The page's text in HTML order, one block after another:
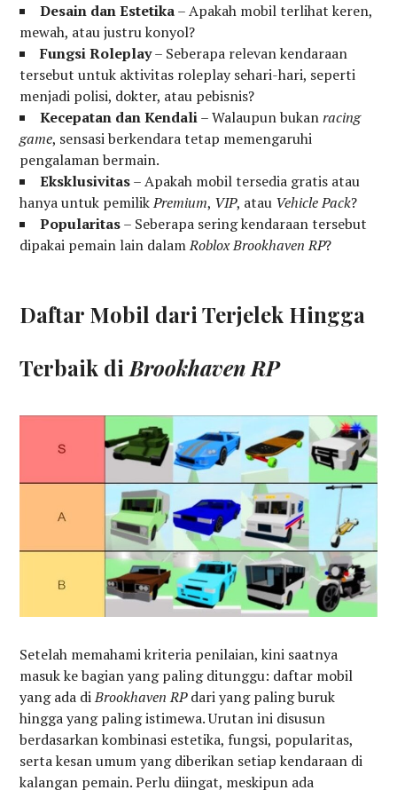
Desain dan Estetika– Apakah mobil terlihat keren,
mewah, atau justru konyol?
Fungsi Roleplay– Seberapa relevan kendaraan
tersebut untuk aktivitas roleplay sehari-hari, seperti
menjadi polisi, dokter, atau pebisnis?
Kecepatan dan Kendali– Walaupun bukanracing
game, sensasi berkendara tetap memengaruhi
pengalaman bermain.
Eksklusivitas– Apakah mobil tersedia gratis atau
hanya untuk pemilikPremium, VIP, atau Vehicle Pack?
Popularitas– Seberapa sering kendaraan tersebut
dipakai pemain lain dalamRoblox Brookhaven RP?
Daftar Mobil dari Terjelek Hingga
Terbaik di Brookhaven RP
Setelah memahami kriteria penilaian, kini saatnya
masuk ke bagian yang paling ditunggu: daftar mobil
yang ada diBrookhaven RPdari yang paling buruk
hingga yang paling istimewa. Urutan ini disusun
berdasarkan kombinasi estetika, fungsi, popularitas,
serta kesan umum yang diberikan setiap kendaraan di
kalangan pemain. Perlu diingat, meskipun ada